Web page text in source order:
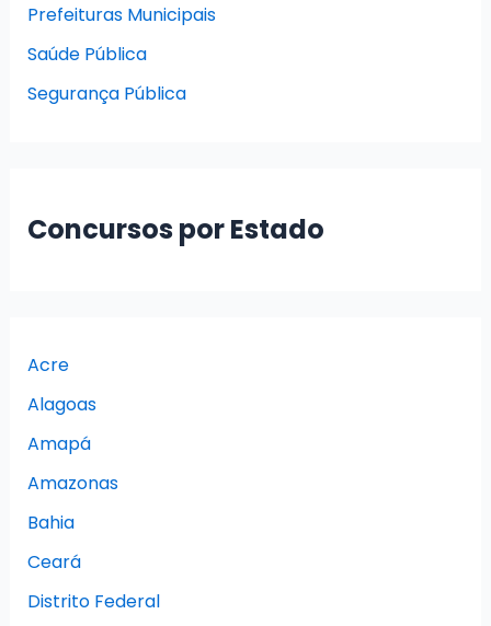
Prefeituras Municipais
Saúde Pública
Segurança Pública
Concursos por Estado
Acre
Alagoas
Amapá
Amazonas
Bahia
Ceará
Distrito Federal